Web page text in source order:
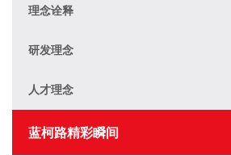
理念诠释
研发理念
人才理念
蓝柯路精彩瞬间